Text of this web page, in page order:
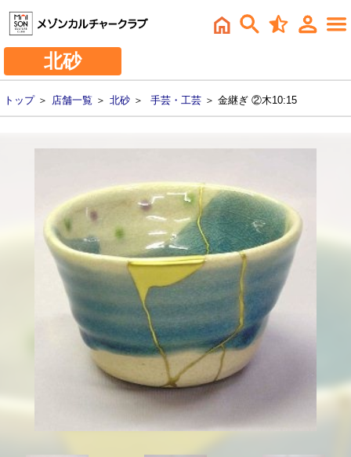
北砂
トップ＞ 店舗一覧 ＞ 北砂 ＞ 手芸・工芸 ＞ 金継ぎ ②木10:15